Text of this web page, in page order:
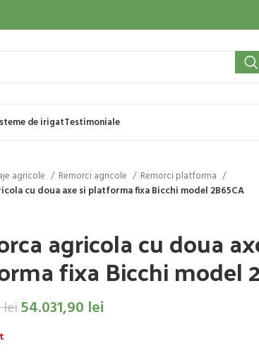
de irigatTestimoniale
agricole Remorci agricole
Remorci platforma
cu doua axe si platforma fixa Bicchi model 2B65CA
agricola cu doua
fixa Bicchi model
lei54.031,90 lei